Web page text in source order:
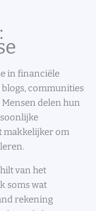
in financiële
communities
delen hun
makkelijker om
van het
soms wat
rekening